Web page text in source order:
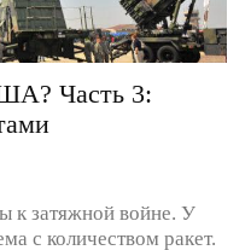
Часть 3:
к затяжной войне. У
с количеством ракет.